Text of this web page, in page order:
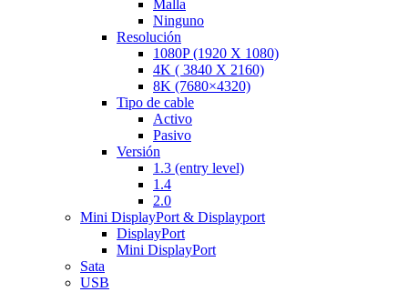
Malla
Ninguno
Resolución
1080P (1920 X 1080)
4K ( 3840 X 2160)
8K (7680×4320)
Tipo de cable
Activo
Pasivo
Versión
1.3 (entry level)
1.4
2.0
Mini DisplayPort & Displayport
DisplayPort
Mini DisplayPort
Sata
USB